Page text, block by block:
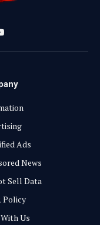
Ads
News
Sell Data
Policy
Us